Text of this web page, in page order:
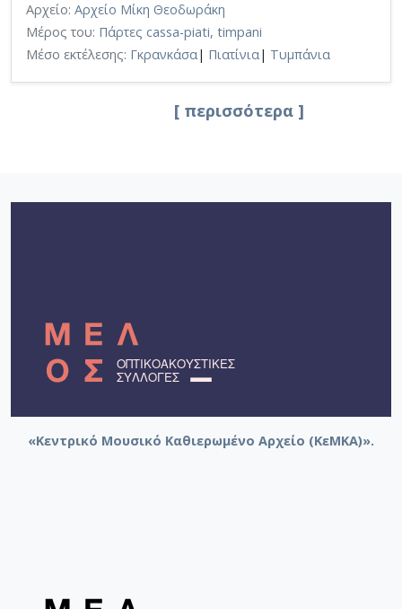
Αρχείο: Αρχείο Μίκη Θεοδωράκη
Μέρος του: Πάρτες cassa-piati, timpani
Μέσο εκτέλεσης: Γκρανκάσα| Πιατίνια| Τυμπάνια
[ περισσότερα ]
«Κεντρικό Μουσικό Καθιερωμένο Αρχείο (ΚεΜΚΑ)».